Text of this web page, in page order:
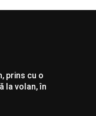
prins cu o
la volan, în